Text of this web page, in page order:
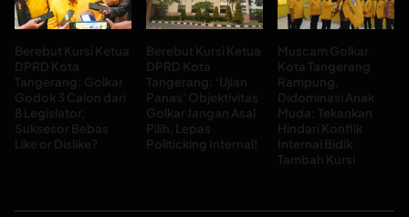
Berebut Kursi Ketua
DPRD Kota
Tangerang: Golkar
Godok 3 Calon dari
8 Legislator,
Suksesor Bebas
Like or Dislike?
Berebut Kursi Ketua
DPRD Kota
Tangerang: ‘Ujian
Panas’ Objektivitas
Golkar Jangan Asal
Pilih, Lepas
Politicking Internal!
Muscam Golkar
Kota Tangerang
Rampung,
Didominasi Anak
Muda: Tekankan
Hindari Konflik
Internal Bidik
Tambah Kursi